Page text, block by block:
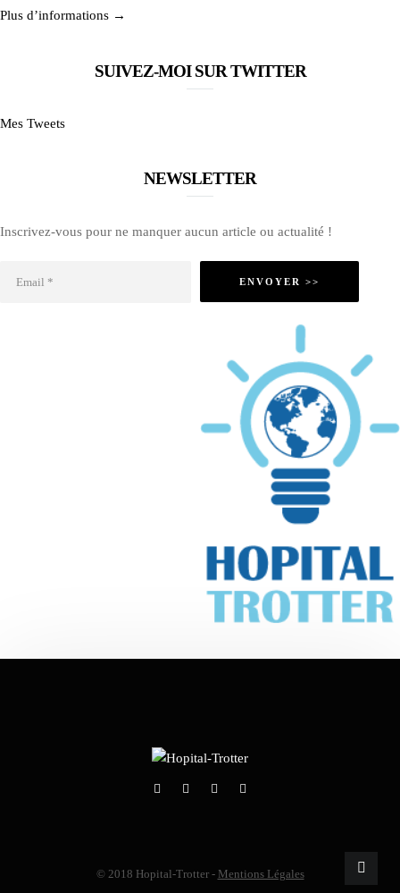
Plus d’informations →
SUIVEZ-MOI SUR TWITTER
Mes Tweets
NEWSLETTER
Inscrivez-vous pour ne manquer aucun article ou actualité !
© 2018 Hopital-Trotter - Mentions Légales